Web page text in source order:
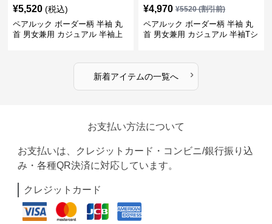
¥5,520 (税込)
ペアルック ボーダー柄 半袖 丸
首 男女兼用 カジュアル 半袖上
¥4,970 ¥5520(割引前)
ペアルック ボーダー柄 半袖 丸
首 男女兼用 カジュアル 半袖Tシ
新着アイテムの一覧へ ›
お支払い方法について
お支払いは、クレジットカード・コンビニ/銀行振り込
み・各種QR決済に対応しています。
クレジットカード